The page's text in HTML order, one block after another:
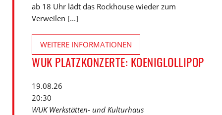
ab 18 Uhr lädt das Rockhouse wieder zum
Verweilen [...]
WEITERE INFORMATIONEN
WUK PLATZKONZERTE: KOENIGLOLLIPOP
19.08.26
20:30
WUK Werkstätten- und Kulturhaus